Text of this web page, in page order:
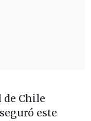
de Chile
este